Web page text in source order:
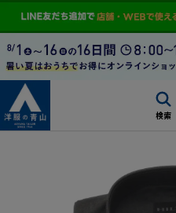
検索